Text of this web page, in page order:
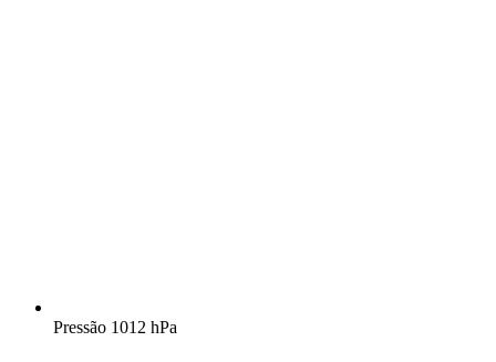
Pressão 1012 hPa